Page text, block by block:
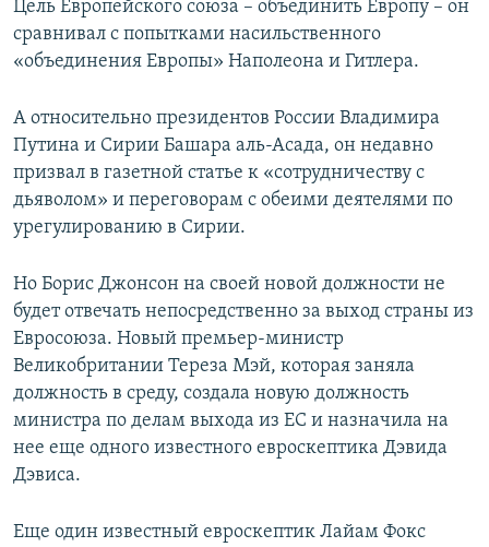
Цель Европейского союза – объединить Европу – он
сравнивал с попытками насильственного
«объединения Европы» Наполеона и Гитлера.
А относительно президентов России Владимира
Путина и Сирии Башара аль-Асада, он недавно
призвал в газетной статье к «сотрудничеству с
дьяволом» и переговорам с обеими деятелями по
урегулированию в Сирии.
Но Борис Джонсон на своей новой должности не
будет отвечать непосредственно за выход страны из
Евросоюза. Новый премьер-министр
Великобритании Тереза Мэй, которая заняла
должность в среду, создала новую должность
министра по делам выхода из ЕС и назначила на
нее еще одного известного евроскептика Дэвида
Дэвиса.
Еще один известный евроскептик Лайам Фокс